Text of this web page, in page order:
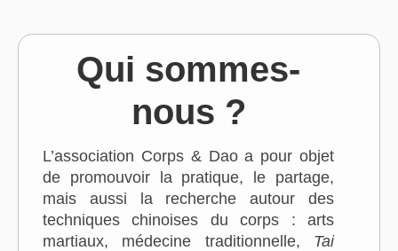
Qui sommes-
nous ?
L’association Corps & Dao a pour objet
de promouvoir la pratique, le partage,
mais aussi la recherche autour des
techniques chinoises du corps : arts
martiaux, médecine traditionnelle, Tai